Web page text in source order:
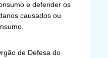
e defender os
causados ou
de Defesa do